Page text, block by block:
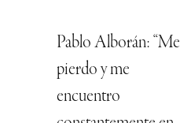
Pablo Alborán: “Me
pierdo y me
encuentro